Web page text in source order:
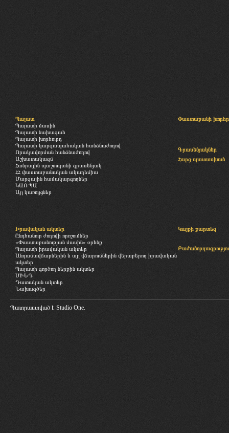
Պալատ
Պալատի մասին
Պալատի նախագահ
Պալատի խորհուրդ
Պալատի կարգապահական հանձնաժողով
Որակավորման հանձնաժողով
Աշխատակազմ
Հանրային պաշտպանի գրասենյակ
ՀՀ փաստաբանական ակադեմիա
Մարզային համակարգողներ
ԿԱՌՊԱ
Այլ կառույցներ
Փաստաբանի
Գրասենյակներ
Հարց-պատասխան
Իրավական ակտեր
Ընդհանուր ժողովի որոշումներ
«Փաստաբանության մասին» օրենք
Պալատի իրավական ակտեր
Անդամավճարներին և այլ վճարումներին վերաբերող իրավական
ակտեր
Պալատի գործող ներքին ակտեր
ՄԻԵԴ
Դատական ակտեր
Նախագծեր
Կայքի քարտեզ
Պատրաստված է Studio One.